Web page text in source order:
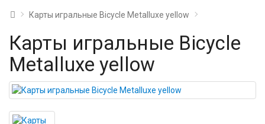
Карты игральные Bicycle Metalluxe yellow
Карты игральные Bicycle
Metalluxe yellow